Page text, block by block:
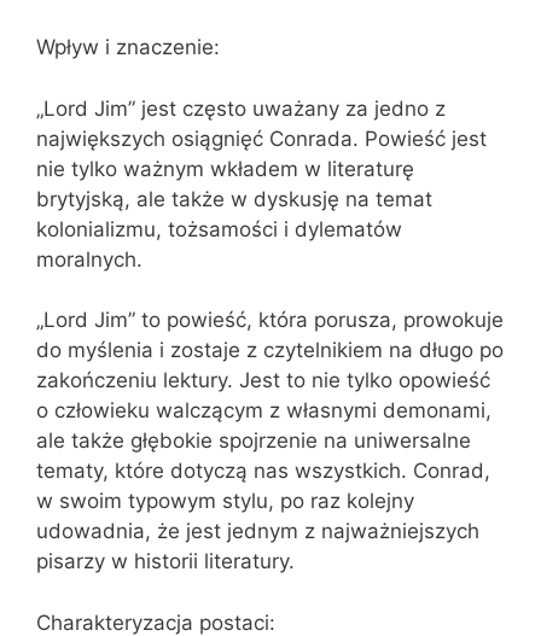
Wpływ i znaczenie:
„Lord Jim” jest często uważany za jedno z
największych osiągnięć Conrada. Powieść jest
nie tylko ważnym wkładem w literaturę
brytyjską, ale także w dyskusję na temat
kolonializmu, tożsamości i dylematów
moralnych.
„Lord Jim” to powieść, która porusza, prowokuje
do myślenia i zostaje z czytelnikiem na długo po
zakończeniu lektury. Jest to nie tylko opowieść
o człowieku walczącym z własnymi demonami,
ale także głębokie spojrzenie na uniwersalne
tematy, które dotyczą nas wszystkich. Conrad,
w swoim typowym stylu, po raz kolejny
udowadnia, że jest jednym z najważniejszych
pisarzy w historii literatury.
Charakteryzacja postaci: